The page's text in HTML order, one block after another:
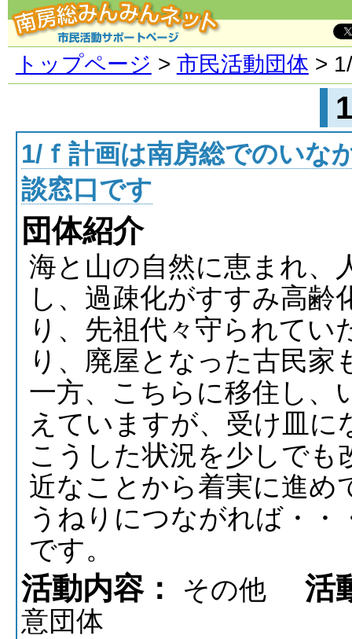
トップページ > 市民活動団体 >
1/ｆ計画は南房総でのいな
談窓口です
団体紹介
海と山の自然に恵まれ、
し、過疎化がすすみ高
り、先祖代々守られてい
り、廃屋となった古民家
一方、こちらに移住し、
えていますが、受け皿
こうした状況を少しでも
近なことから着実に進め
うねりにつながれば・
です。
活動内容： その他 活
意団体